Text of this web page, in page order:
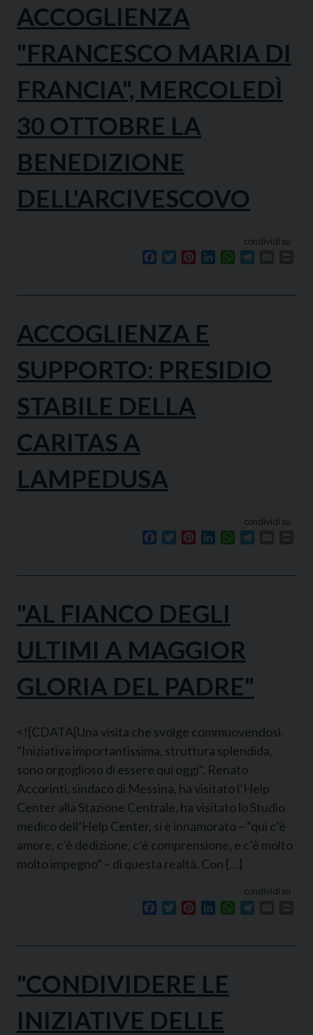
ACCOGLIENZA
"FRANCESCO MARIA DI
FRANCIA", MERCOLEDÌ
30 OTTOBRE LA
BENEDIZIONE
DELL'ARCIVESCOVO
condividi su
Facebook
TwitterPinterestLinkedInWhatsApp
ACCOGLIENZA E
SUPPORTO: PRESIDIO
STABILE DELLA
CARITAS A
LAMPEDUSA
condividi su
Facebook
TwitterPinterestLinkedInWhatsApp
"AL FIANCO DEGLI
ULTIMI A MAGGIOR
GLORIA DEL PADRE"
<![CDATA[Una visita che svolge commuovendosi.
"Iniziativa importantissima, struttura splendida,
sono orgoglioso di essere qui oggi". Renato
Accorinti, sindaco di Messina, ha visitato l’Help
Center alla Stazione Centrale, ha visitato lo Studio
medico dell’Help Center, si è innamorato – “qui c’è
amore, c’è dedizione, c’è comprensione, e c’è molto
molto impegno” – di questa realtà. Con […]
condividi su
Facebook
TwitterPinterestLinkedInWhatsApp
"CONDIVIDERE LE
INIZIATIVE DELLE